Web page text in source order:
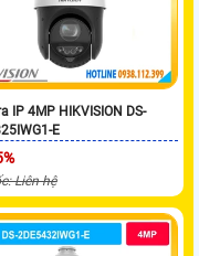
IP 4MP HIKVISION DS-
E
Liên hệ